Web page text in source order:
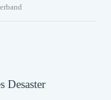
Desaster